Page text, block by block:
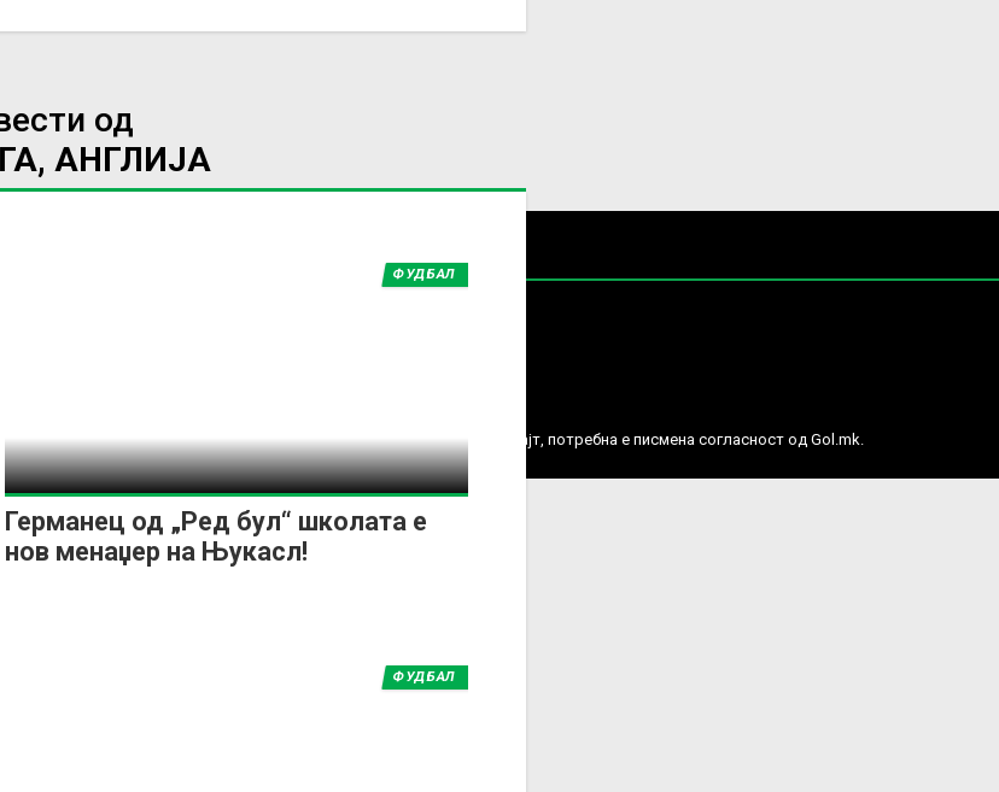
од
АНГЛИЈА
Германец од „Ред бул“ школата е
нов менаџер на Њукасл!
ФУДБАЛ
ФУДБАЛ
употреба на текстови, фотографии или податоци од овој веб сајт, потребна е писмена согласност од Gol.mk.